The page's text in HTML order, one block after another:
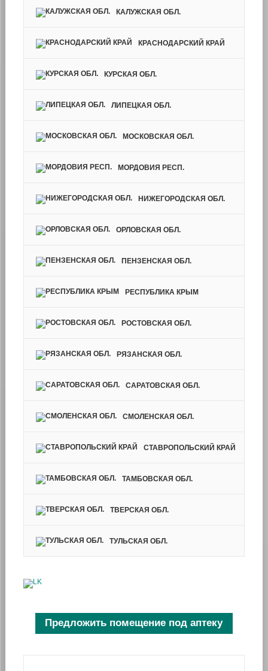
КАЛУЖСКАЯ ОБЛ.
КРАСНОДАРСКИЙ КРАЙ
КУРСКАЯ ОБЛ.
ЛИПЕЦКАЯ ОБЛ.
МОСКОВСКАЯ ОБЛ.
МОРДОВИЯ РЕСП.
НИЖЕГОРОДСКАЯ ОБЛ.
ОРЛОВСКАЯ ОБЛ.
ПЕНЗЕНСКАЯ ОБЛ.
РЕСПУБЛИКА КРЫМ
РОСТОВСКАЯ ОБЛ.
РЯЗАНСКАЯ ОБЛ.
САРАТОВСКАЯ ОБЛ.
СМОЛЕНСКАЯ ОБЛ.
СТАВРОПОЛЬСКИЙ КРАЙ
ТАМБОВСКАЯ ОБЛ.
ТВЕРСКАЯ ОБЛ.
ТУЛЬСКАЯ ОБЛ.
Предложить помещение под аптеку